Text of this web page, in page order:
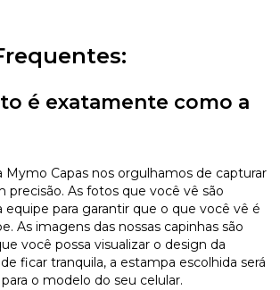
é exatamente como a
Mymo Capas nos orgulhamos de capturar
precisão. As fotos que você vê são
equipe para garantir que o que você vê é
As imagens das nossas capinhas são
você possa visualizar o design da
ficar tranquila, a estampa escolhida será
o modelo do seu celular.